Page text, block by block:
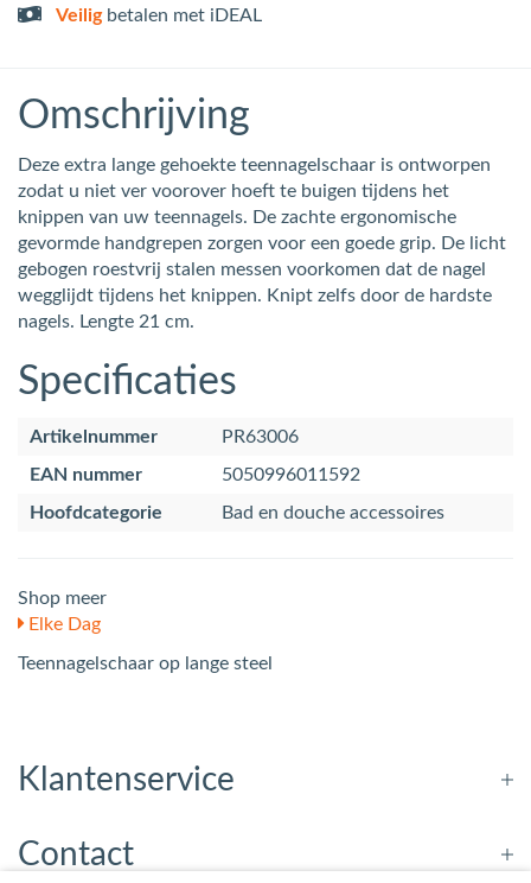
Veiligbetalen met iDEAL
Omschrijving
Deze extra lange gehoekte teennagelschaar is ontworpen
zodat u niet ver voorover hoeft te buigen tijdens het
knippen van uw teennagels. De zachte ergonomische
gevormde handgrepen zorgen voor een goede grip. De licht
gebogen roestvrij stalen messen voorkomen dat de nagel
wegglijdt tijdens het knippen. Knipt zelfs door de hardste
nagels. Lengte 21 cm.
Specificaties
Artikelnummer
PR63006
EAN nummer
5050996011592
Hoofdcategorie
Bad en douche accessoires
Shop meer
Elke Dag
Teennagelschaar op lange steel
Klantenservice
Contact